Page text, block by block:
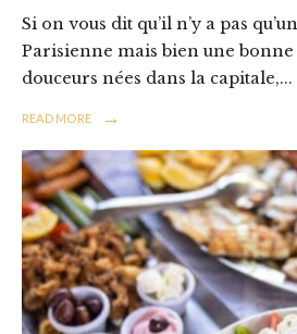
Si on vous dit qu’il n’y a pas
Parisienne mais bien une
douceurs nées dans la capitale,...
READ MORE →